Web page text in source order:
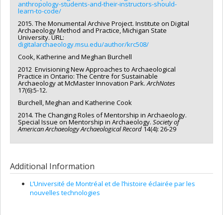
anthropology-students-and-their-instructors-should-
learn-to-code/
2015. The Monumental Archive Project. Institute on Digital
Archaeology Method and Practice, Michigan State
University. URL:
digitalarchaeology.msu.edu/author/krc508/
Cook, Katherine and Meghan Burchell
2012 Envisioning New Approaches to Archaeological
Practice in Ontario: The Centre for Sustainable
Archaeology at McMaster Innovation Park.ArchNotes
17(6):5-12.
Burchell, Meghan and Katherine Cook
2014. The Changing Roles of Mentorship in Archaeology.
Special Issue on Mentorship in Archaeology. Society of
American Archaeology Archaeological Record14(4): 26-29
Additional Information
L’Université de Montréal et de l’histoire éclairée par les
nouvelles technologies